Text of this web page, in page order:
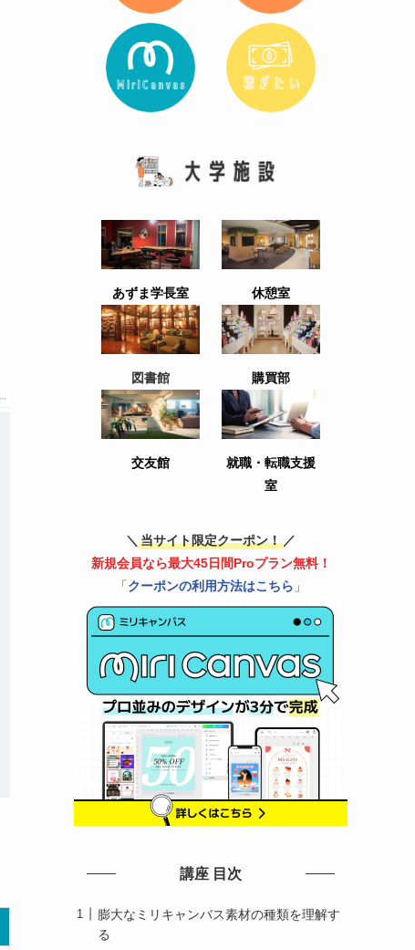
あずま学長室 休憩室
図書館 購買部
交友館
就職・転職支援
室
＼ 当サイト限定クーポン！ ／
新規会員なら最大45日間Proプラン無料！
「クーポンの利用方法はこちら 」
講座 目次
膨大なミリキャンバス素材の種類を理解す
る